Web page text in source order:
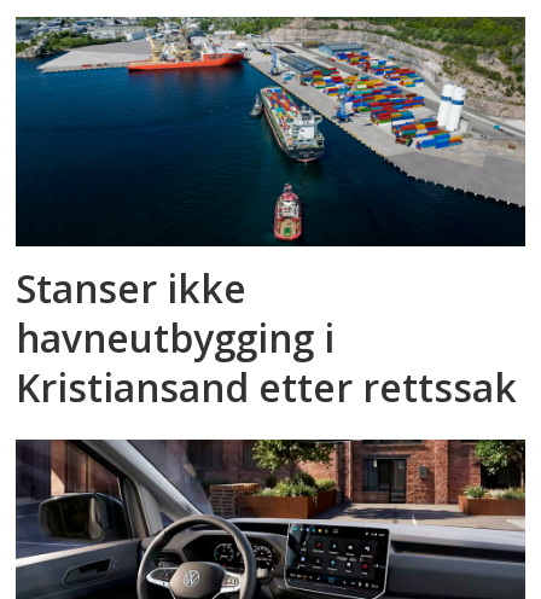
Stanser ikke
havneutbygging i
Kristiansand etter rettssak